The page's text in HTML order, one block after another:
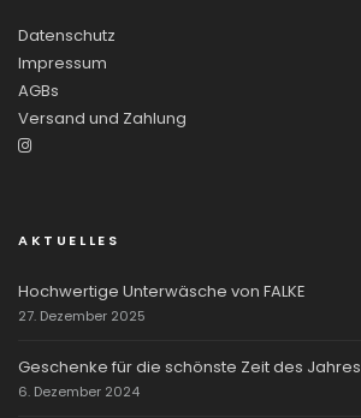
Datenschutz
Impressum
AGBs
Versand und Zahlung
AKTUELLES
Hochwertige Unterwäsche von FALKE
27. Dezember 2025
Geschenke für die schönste Zeit des Jahres
6. Dezember 2024